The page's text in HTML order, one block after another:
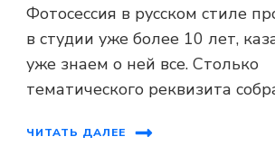
Фотосессия в русском стиле
в студии уже более 10 лет,
уже знаем о ней все. Столько
тематического реквизита
ЧИТАТЬ ДАЛЕЕ